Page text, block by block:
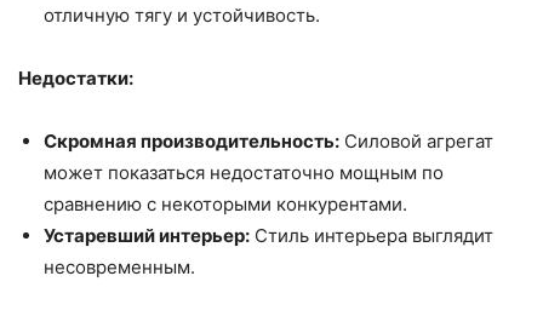
отличную тягу и устойчивость.
Недостатки:
Скромная производительность: Силовой агрегат
может показаться недостаточно мощным по
сравнению с некоторыми конкурентами.
Устаревший интерьер: Стиль интерьера выглядит
несовременным.